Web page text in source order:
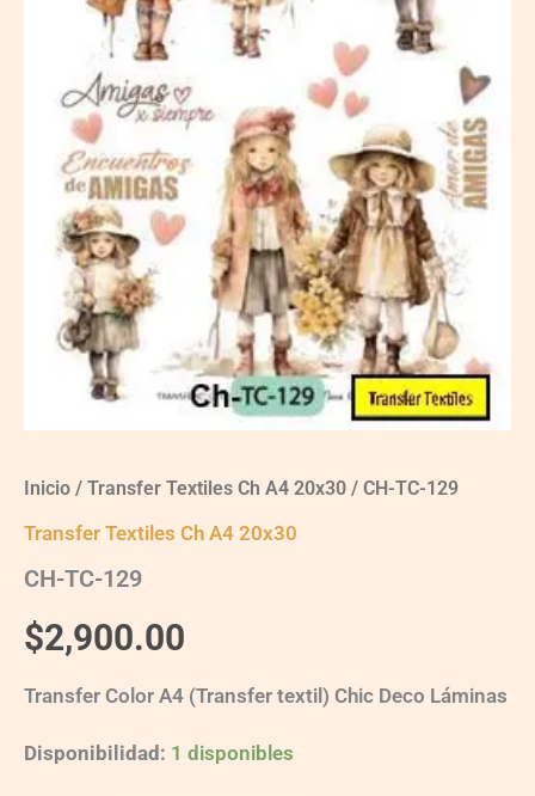
Inicio / Transfer Textiles Ch A4 20x30 / CH-TC-129
Transfer Textiles Ch A4 20x30
CH-TC-129
$2,900.00
Transfer Color A4 (Transfer textil) Chic Deco Láminas
Disponibilidad: 1 disponibles